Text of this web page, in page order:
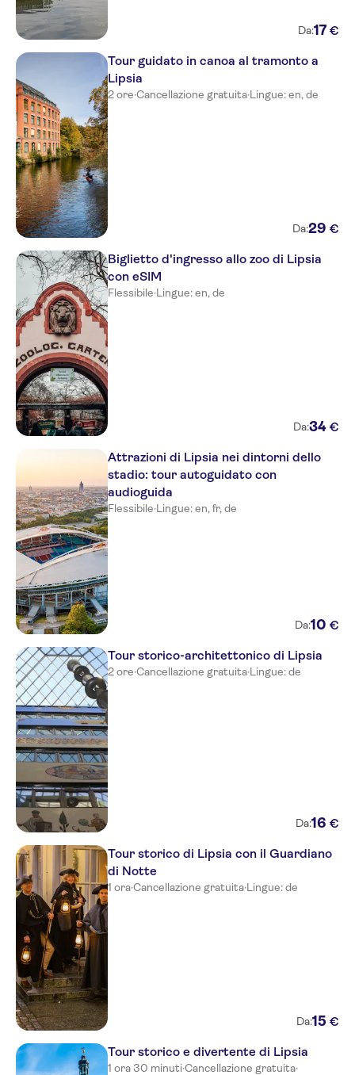
Da:17 €
Tour guidato in canoa al tramonto a
Lipsia
2 ore·Cancellazione gratuita·Lingue: en, de
Da:29 €
Biglietto d'ingresso allo zoo di Lipsia
con eSIM
Flessibile·Lingue: en, de
Da:34 €
Attrazioni di Lipsia nei dintorni dello
stadio: tour autoguidato con
audioguida
Flessibile·Lingue: en, fr, de
Da:10 €
Tour storico-architettonico di Lipsia
2 ore·Cancellazione gratuita·Lingue: de
Da:16 €
Tour storico di Lipsia con il Guardiano
di Notte
1 ora·Cancellazione gratuita·Lingue: de
Da:15 €
Tour storico e divertente di Lipsia
1 ora 30 minuti·Cancellazione gratuita·